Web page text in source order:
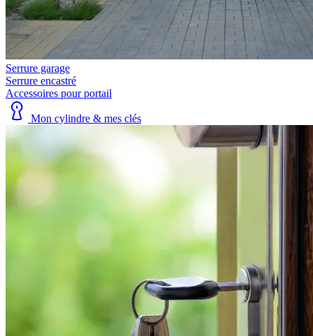
Serrure garage
Serrure encastré
Accessoires pour portail
Mon cylindre & mes clés